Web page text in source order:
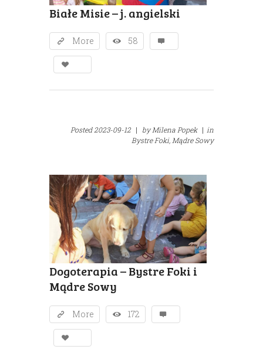
Białe Misie – j. angielski
More 58
Posted2023-09-12 | byMilena Popek | in
Bystre Foki, Mądre Sowy
Dogoterapia – Bystre Foki i
Mądre Sowy
More 172